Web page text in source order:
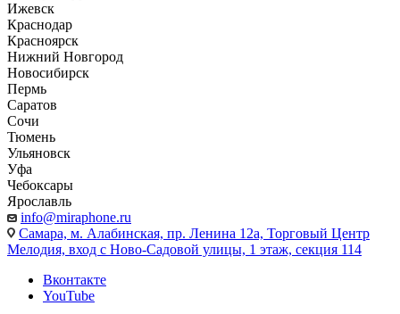
Ижевск
Краснодар
Красноярск
Нижний Новгород
Новосибирск
Пермь
Саратов
Сочи
Тюмень
Ульяновск
Уфа
Чебоксары
Ярославль
info@miraphone.ru
Самара, м. Алабинская, пр. Ленина 12а, Торговый Центр
Мелодия, вход с Ново-Садовой улицы, 1 этаж, секция 114
Вконтакте
YouTube